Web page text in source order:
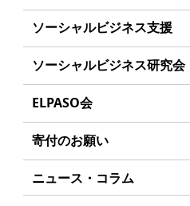
学生のみなさんへ
起業を考えているみなさんへ
応援したいみなさんへ
沿革
組織
年間スケジュール
定款
個人情報保護方針
アクセス
事業方針
給付型奨学金とは
ソーシャルビジネス支援
事業方針
ソーシャルビジネスとは
受賞者一覧
ソーシャルビジネス研究会
研究会のねらい
研究会一覧
ELPASO会
ELPASO会とは
会員限定ページ
寄付のお願い
お手続き
ニュース・コラム